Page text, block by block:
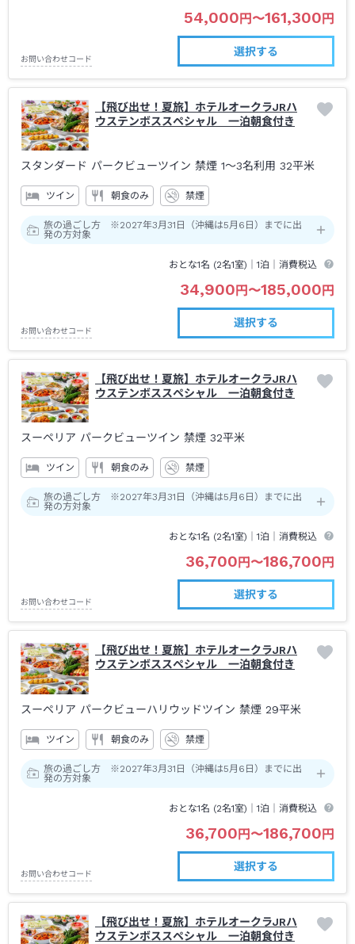
54,000 円 〜161,300 円
お問い合わせコード
選択する
【飛び出せ！夏旅】ホテルオークラJRハ
ウステンボススペシャル 一泊朝食付き
スタンダード パークビューツイン 禁煙 1～3名利用 32平米
ツイン 朝食のみ 禁煙
旅の過ごし方 ※2027年3月31日（沖縄は5月6日）までに出
発の方対象
おとな1名 (2名1室)｜1泊 ｜消費税込
34,900 円 〜185,000 円
お問い合わせコード
選択する
【飛び出せ！夏旅】ホテルオークラJRハ
ウステンボススペシャル 一泊朝食付き
スーペリア パークビューツイン 禁煙 32平米
ツイン 朝食のみ 禁煙
旅の過ごし方 ※2027年3月31日（沖縄は5月6日）までに出
発の方対象
おとな1名 (2名1室)｜1泊 ｜消費税込
36,700円〜186,700円
お問い合わせコード
選択する
【飛び出せ！夏旅】ホテルオークラJRハ
ウステンボススペシャル 一泊朝食付き
スーペリア パークビューハリウッドツイン 禁煙 29平米
ツイン 朝食のみ 禁煙
旅の過ごし方 ※2027年3月31日（沖縄は5月6日）までに出
発の方対象
おとな1名 (2名1室)｜1泊 ｜消費税込
36,700円〜186,700円
お問い合わせコード
選択する
【飛び出せ！夏旅】ホテルオークラJRハ
ウステンボススペシャル 一泊朝食付き